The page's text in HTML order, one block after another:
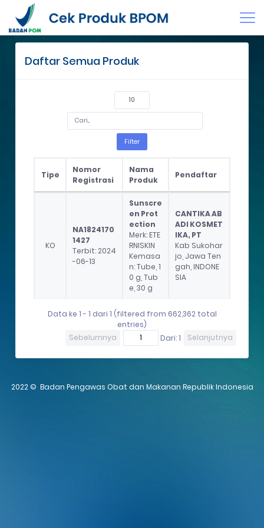
Jumat, 07 Agustus 2026 10:17 AM
Daftar Semua Produk
Filter
Tipe
Nomor
Registrasi
Nama
Produk
Pendaftar
Nama
Produk
KO
NA1824170
1427
Terbit: 2024
-06-13
Sunscre
en Prot
ection
Merk: ETE
RNISKIN
Kemasa
n: Tube, 1
0 g, Tub
e, 30 g
CANTIKA AB
ADI KOSMET
IKA, PT
Kab Sukohar
jo, Jawa Ten
gah, INDONE
SIA
Data ke 1 - 1 dari 1 (filtered from 662,362 total
entries)
Sebelumnya
Dari: 1 Selanjutnya
2022 © Badan Pengawas Obat dan Makanan Republik Indonesia